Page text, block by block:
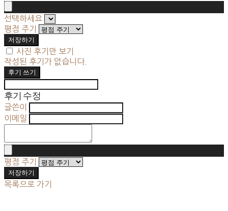
선택하세요
평점 주기
저장하기
사진 후기만 보기
작성된 후기가 없습니다.
후기 쓰기
후기 수정
글쓴이
이메일
평점 주기
저장하기
목록으로 가기